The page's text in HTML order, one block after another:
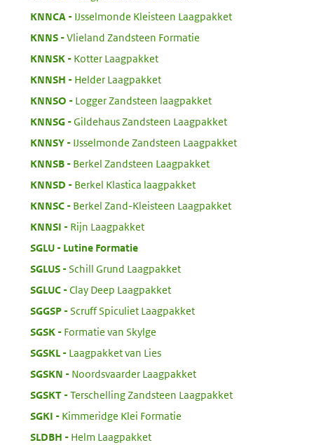
KNNCA
IJsselmonde Kleisteen Laagpakket
KNNS:
Vlieland Zandsteen Formatie
KNNSK:
Kotter Laagpakket
KNNSH
Helder Laagpakket
KNNSO
Logger Zandsteen laagpakket
KNNSG:
Gildehaus Zandsteen Laagpakket
KNNSY:
IJsselmonde Zandsteen Laagpakket
KNNSB:
Berkel Zandsteen Laagpakket
KNNSD
Berkel Klastica laagpakket
KNNSC:
Berkel Zand-Kleisteen Laagpakket
KNNSI
Rijn Laagpakket
SGLU:
Lutine Formatie
SGLUS:
Schill Grund Laagpakket
SGLUC:
Clay Deep Laagpakket
SGGSP:
Scruff Spiculiet Laagpakket
SGSK:
Formatie van Skylge
SGSKL
Laagpakket van Lies
SGSKN
Noordsvaarder Laagpakket
SGSKT:
Terschelling Zandsteen Laagpakket
SGKI
Kimmeridge Klei Formatie
SLDBH
Helm Laagpakket